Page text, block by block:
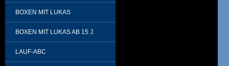
BOXEN MIT LUKAS
BOXEN MIT LUKAS AB 15 J.
LAUF-ABC